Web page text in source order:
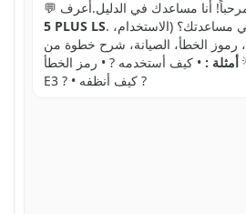
مرحباً! أنا مساعدك في الدليل.أعرف
5 PLUS LS. كيف يمكنني مساعدتك؟ (الاستخدام،
رموز الخطأ، الصيانة، شرح خطوة من
أمثلة : • كيف أستخدمه ? • رمز الخطأ
E3 ? • كيف أنظفه ?